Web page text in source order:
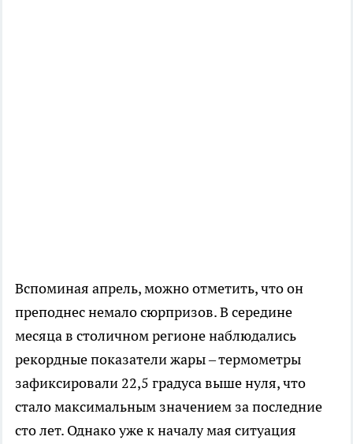
Вспоминая апрель, можно отметить, что он
преподнес немало сюрпризов. В середине
месяца в столичном регионе наблюдались
рекордные показатели жары – термометры
зафиксировали 22,5 градуса выше нуля, что
стало максимальным значением за последние
сто лет. Однако уже к началу мая ситуация